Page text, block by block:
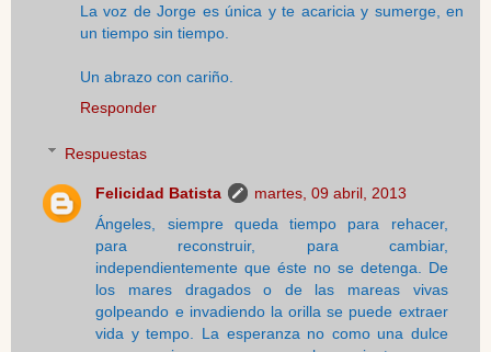
La voz de Jorge es única y te acaricia y sumerge, en
un tiempo sin tiempo.
Un abrazo con cariño.
Responder
Respuestas
Felicidad Batista
martes, 09 abril, 2013
Ángeles, siempre queda tiempo para rehacer,
para reconstruir, para cambiar,
independientemente que éste no se detenga. De
los mares dragados o de las mareas vivas
golpeando e invadiendo la orilla se puede extraer
vida y tempo. La esperanza no como una dulce